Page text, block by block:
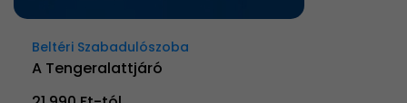
Beltéri Szabadulószoba
A Tengeralattjáró